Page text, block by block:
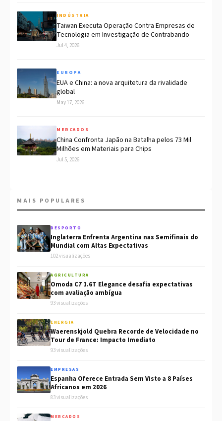
INDÚSTRIA
Taiwan Executa Operação Contra Empresas de
Tecnologia em Investigação de Contrabando
Jul 4, 2026
EUROPA
EUA e China: a nova arquitetura da rivalidade
global
May 17, 2026
MERCADOS
China Confronta Japão na Batalha pelos 73 Mil
Milhões em Materiais para Chips
Jul 5, 2026
MAIS POPULARES
DESPORTO
Inglaterra Enfrenta Argentina nas Semifinais do
Mundial com Altas Expectativas
102 visualizações
AGRICULTURA
Omoda C7 1.6T Elegance desafia expectativas
com avaliação ambígua
93 visualizações
ENERGIA
Waerenskjold Quebra Recorde de Velocidade no
Tour de France: Impacto Imediato
93 visualizações
EMPRESAS
Espanha Oferece Entrada Sem Visto a 8 Países
Africanos em 2026
83 visualizações
MERCADOS